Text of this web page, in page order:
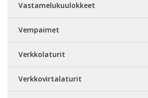
Vastamelukuulokkeet
Vempaimet
Verkkolaturit
Verkkovirtalaturit